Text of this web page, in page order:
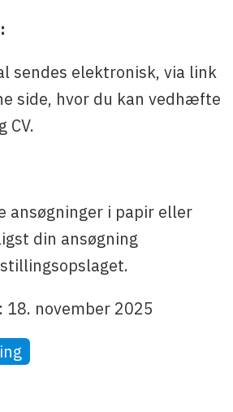
sendes elektronisk, via link
side, hvor du kan vedhæfte
CV.
ansøgninger i papir eller
din ansøgning
november 2025